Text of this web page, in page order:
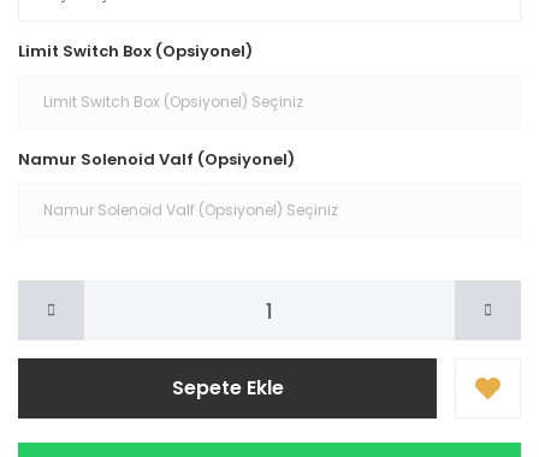
Limit Switch Box (Opsiyonel)
Namur Solenoid Valf (Opsiyonel)
Sepete Ekle